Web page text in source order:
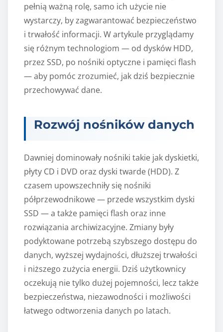
pełnią ważną rolę, samo ich użycie nie
wystarczy, by zagwarantować bezpieczeństwo
i trwałość informacji. W artykule przyglądamy
się różnym technologiom — od dysków HDD,
przez SSD, po nośniki optyczne i pamięci flash
— aby pomóc zrozumieć, jak dziś bezpiecznie
przechowywać dane.
Rozwój nośników danych
Dawniej dominowały nośniki takie jak dyskietki,
płyty CD i DVD oraz dyski twarde (HDD). Z
czasem upowszechniły się nośniki
półprzewodnikowe — przede wszystkim dyski
SSD — a także pamięci flash oraz inne
rozwiązania archiwizacyjne. Zmiany były
podyktowane potrzebą szybszego dostępu do
danych, wyższej wydajności, dłuższej trwałości
i niższego zużycia energii. Dziś użytkownicy
oczekują nie tylko dużej pojemności, lecz także
bezpieczeństwa, niezawodności i możliwości
łatwego odtworzenia danych po latach.